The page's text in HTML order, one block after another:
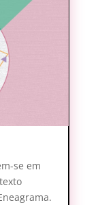
se em